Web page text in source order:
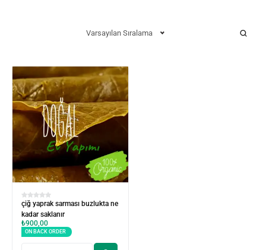
Varsayılan Sıralama
çiğ yaprak sarması buzlukta ne
kadar saklanır
₺900,00
ON BACK ORDER